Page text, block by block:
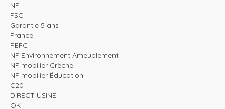
NF
FSC
Garantie 5 ans
France
PEFC
NF Environnement Ameublement
NF mobilier Crèche
NF mobilier Éducation
C20
DIRECT USINE
OK